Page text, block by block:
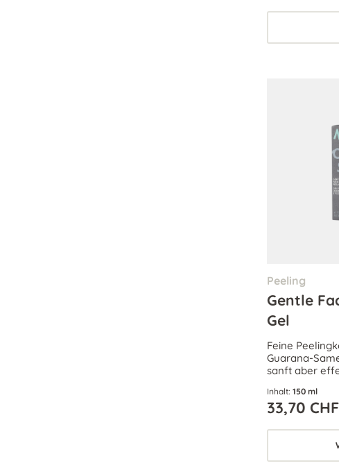
Peeling
Gentle
Gel
Feine
Guarana-
sanft aber
glatt und
Inhalt: 150 ml
33,70